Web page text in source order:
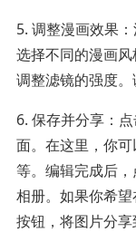
5. 调整漫画效果
选择不同的漫画
调整滤镜的强度。
6. 保存并分享：
面。在这里，你
等。编辑完成后
相册。如果你希
按钮，将图片分享